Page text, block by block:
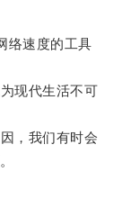
速度的工具
现代生活不可
，我们有时会